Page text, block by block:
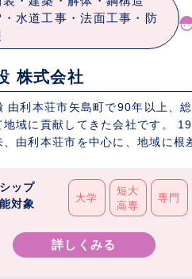
水道工事・法面工事・防
株式会社
由利本荘市矢島町で90年以上、
地域に貢献してきた会社です。
、由利本荘市を中心に、地域に根
ップ
対象
大学
短大
高専
専門
詳しくみる